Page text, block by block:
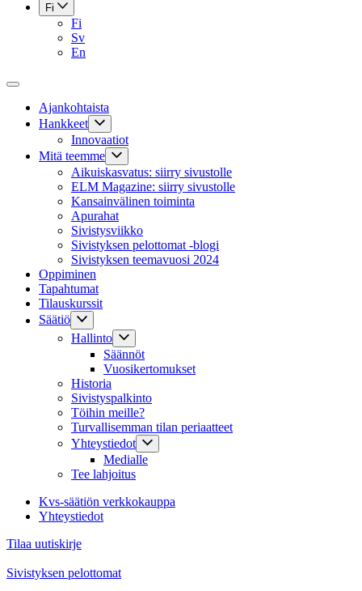
Fi
Fi
Sv
En
Ajankohtaista
Hankkeet
Innovaatiot
Mitä teemme
Aikuiskasvatus: siirry sivustolle
ELM Magazine: siirry sivustolle
Kansainvälinen toiminta
Apurahat
Sivistysviikko
Sivistyksen pelottomat -blogi
Sivistyksen teemavuosi 2024
Oppiminen
Tapahtumat
Tilauskurssit
Säätiö
Hallinto
Säännöt
Vuosikertomukset
Historia
Sivistyspalkinto
Töihin meille?
Turvallisemman tilan periaatteet
Yhteystiedot
Medialle
Tee lahjoitus
Kvs-säätiön verkkokauppa
Yhteystiedot
Tilaa uutiskirje
Sivistyksen pelottomat